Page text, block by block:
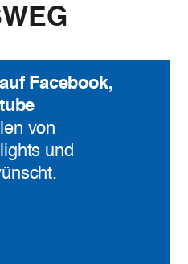
Facebook,
von
und